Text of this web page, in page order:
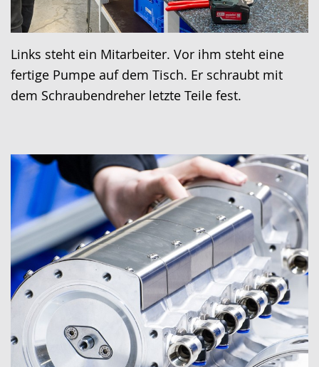
Links steht ein Mitarbeiter. Vor ihm steht eine
fertige Pumpe auf dem Tisch. Er schraubt mit
dem Schraubendreher letzte Teile fest.